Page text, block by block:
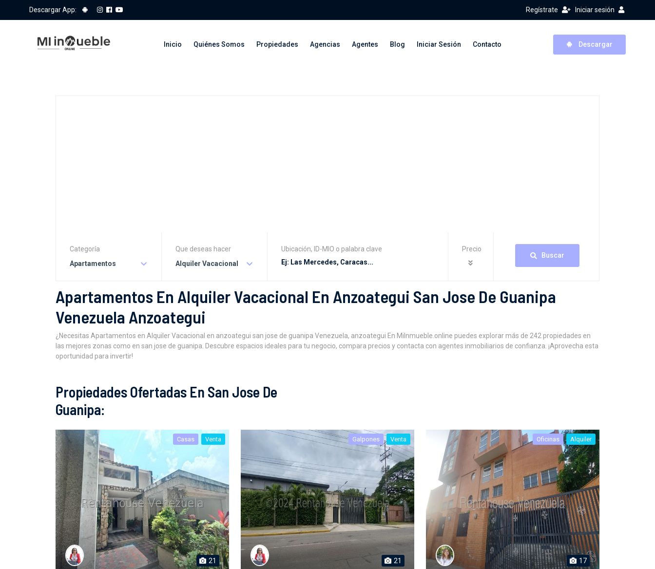
Descargar App: Regístrate Iniciar sesión
Inicio Quiénes Somos Propiedades Agencias Agentes Blog Iniciar Sesión Contacto Descargar
Categoría
Apartamentos
Que deseas hacer
Alquiler Vacacional
Ubicación, ID-MIO o palabra clave
Precio
Buscar
Apartamentos En Alquiler Vacacional En Anzoategui San Jose De Guanipa
Venezuela Anzoategui
¿Necesitas Apartamentos en Alquiler Vacacional en anzoategui san jose de guanipa Venezuela, anzoategui En MiInmueble.online puedes explorar más de 242 propiedades en
las mejores zonas como en san jose de guanipa. Descubre espacios ideales para tu negocio, compara precios y contacta con agentes inmobiliarios de confianza. ¡Aprovecha esta
oportunidad para invertir!
Propiedades Ofertadas En San Jose De
Guanipa:
Casas Venta
21
Galpones Venta
21
Oficinas Alquiler
17